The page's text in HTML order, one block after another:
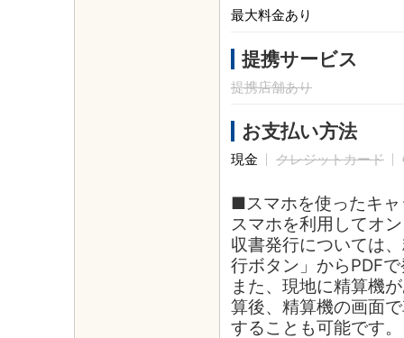
最大料金あり
提携サービス
提携店舗あり
お支払い方法
現金 クレジットカード
■スマホを使ったキ
スマホを利用してオ
収書発行については
行ボタン」からPDF
また、現地に精算機
算後、精算機の画面
することも可能です。